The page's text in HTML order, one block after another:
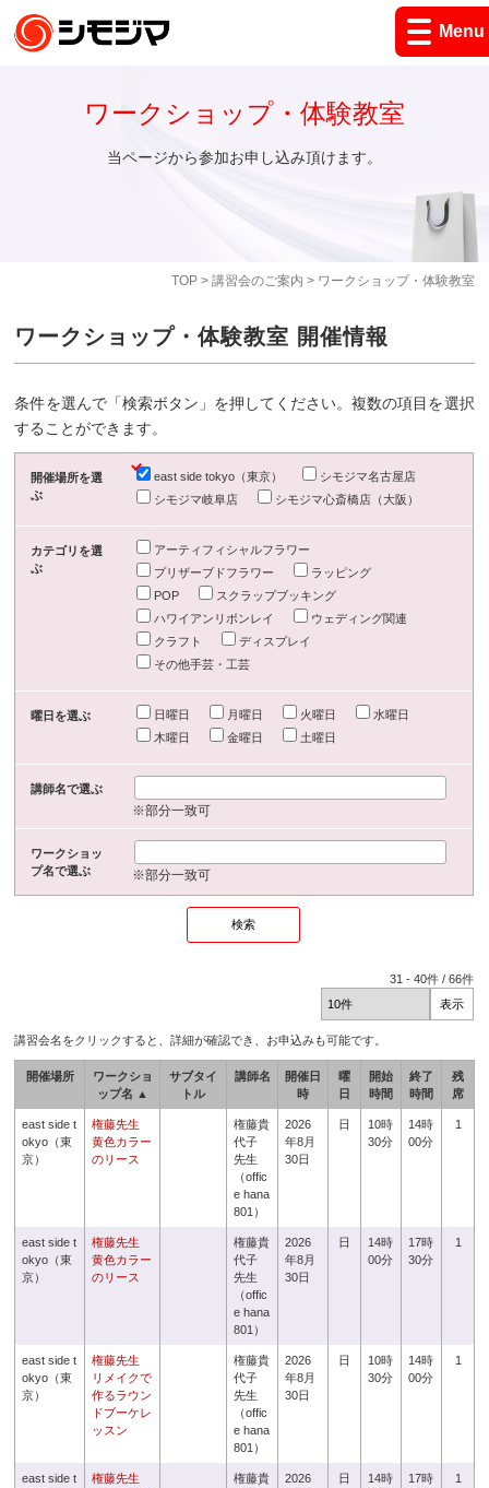
Menu
TOP> 講習会のご案内 > ワークショップ・体験教室
ワークショップ・体験教室
当ページから参加お申し込み頂けます。
ワークショップ・体験教室 開催情報
条件を選んで「検索ボタン」を押してください。複数の項目を選択
することができます。
開催場所を選
ぶ
east side tokyo（東京）
シモジマ名古屋店
シモジマ岐阜店
シモジマ心斎橋店（大阪）
カテゴリを選
ぶ
アーティフィシャルフラワー
プリザーブドフラワー
ラッピング
POP
スクラップブッキング
ハワイアンリボンレイ
ウェディング関連
クラフト
ディスプレイ
その他手芸・工芸
曜日を選ぶ 日曜日 月曜日 火曜日
水曜日
木曜日
金曜日 土曜日
講師名で選ぶ
※部分一致可
ワークショッ
プ名で選ぶ
※部分一致可
31 -40件 /66件
講習会名をクリックすると、詳細が確認でき、お申込みも可能です。
開催場所
ワークショ
ップ名 ▲
サブタイ
トル
講師名
開催日
時
曜
日
開始
時間
終了
時間
残
席
east side t
okyo（東
京）
権藤先生
黄色カラー
のリース
権藤貴
代子
先生
（offic
e hana
801）
2026
年8月
30日
日
10時
30分
14時
00分
1
east side t
okyo（東
京）
権藤先生
黄色カラー
のリース
権藤貴
代子
先生
（offic
e hana
801）
2026
年8月
30日
日
14時
00分
17時
30分
1
east side t
okyo（東
京）
権藤先生
リメイクで
作るラウン
ドブーケレ
ッスン
権藤貴
代子
先生
（offic
e hana
801）
2026
年8月
30日
日
10時
30分
14時
00分
1
east side t
権藤先生
権藤貴
2026
日
14時
17時
1